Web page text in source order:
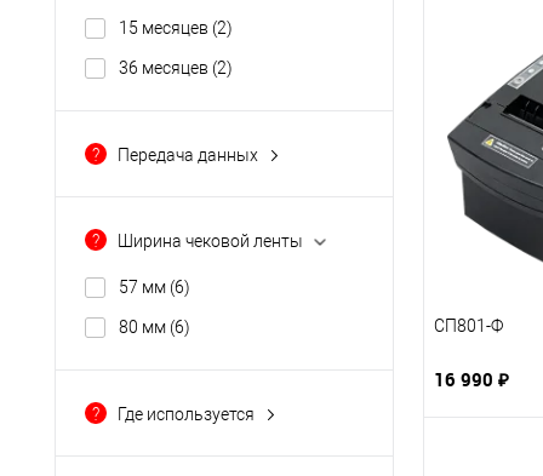
15 месяцев (2)
36 месяцев (2)
?
Передача данных
USB(6)
? Ширина чековой ленты
57 мм (6)
80 мм (6)
?
Где используется
СП801-Ф
16 990 ₽